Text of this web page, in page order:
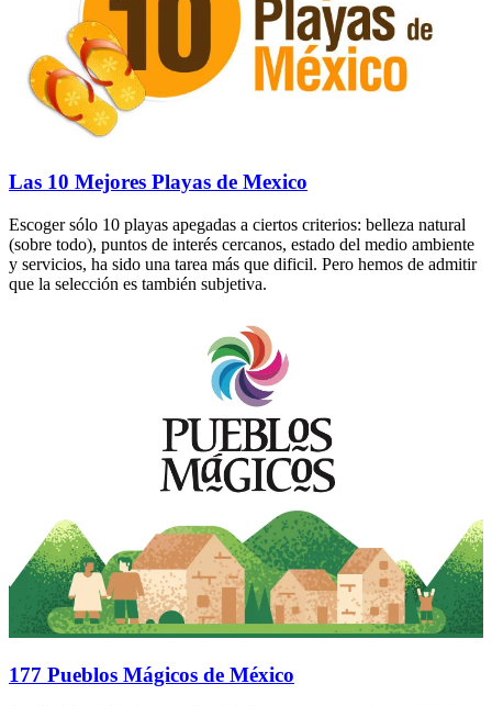
Las 10 Mejores Playas de Mexico
Escoger sólo 10 playas apegadas a ciertos criterios: belleza natural
(sobre todo), puntos de interés cercanos, estado del medio ambiente
y servicios, ha sido una tarea más que dificil. Pero hemos de admitir
que la selección es también subjetiva.
177 Pueblos Mágicos de México